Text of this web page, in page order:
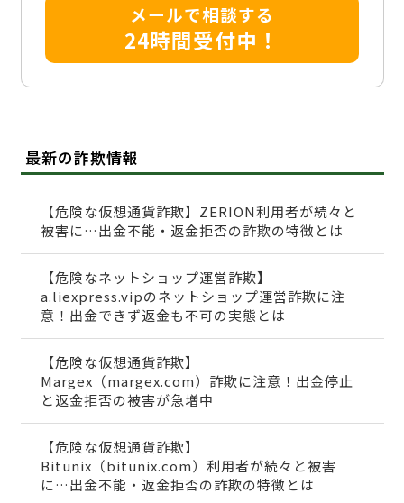
メールで相談する
24時間受付中！
最新の詐欺情報
【危険な仮想通貨詐欺】ZERION利用者が続々と
被害に…出金不能・返金拒否の詐欺の特徴とは
【危険なネットショップ運営詐欺】
a.liexpress.vipのネットショップ運営詐欺に注
意！出金できず返金も不可の実態とは
【危険な仮想通貨詐欺】
Margex（margex.com）詐欺に注意！出金停止
と返金拒否の被害が急増中
【危険な仮想通貨詐欺】
Bitunix（bitunix.com）利用者が続々と被害
に…出金不能・返金拒否の詐欺の特徴とは